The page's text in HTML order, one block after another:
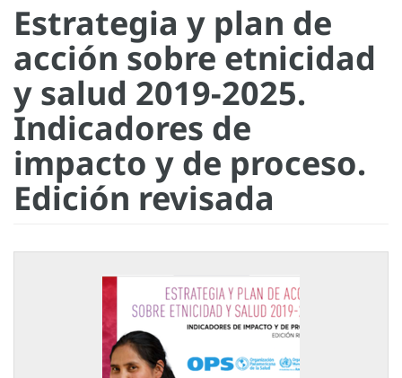
Estrategia y plan de
acción sobre etnicidad
y salud 2019-2025.
Indicadores de
impacto y de proceso.
Edición revisada